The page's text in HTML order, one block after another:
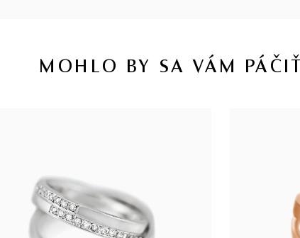
MOHLO BY SA VÁM PÁČIŤ